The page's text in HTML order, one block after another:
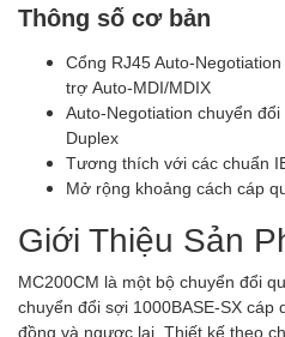
Thông số cơ bản
Cổng RJ45 Auto-
trợ Auto-MDI/MDIX
Auto-Negotiation chuyển
Duplex
Tương thích với các chuẩn
Mở rộng khoảng cách cáp
Giới Thiệu Sản
MC200CM là một bộ chuyển đổi
chuyển đổi sợi 1000BASE-SX cáp
đồng và ngược lại. Thiết kế theo